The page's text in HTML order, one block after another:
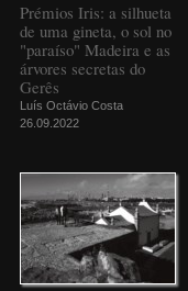
Prémios Iris: a silhueta
de uma gineta, o sol no
"paraíso" Madeira e as
árvores secretas do
Gerês
Luís Octávio Costa
26.09.2022